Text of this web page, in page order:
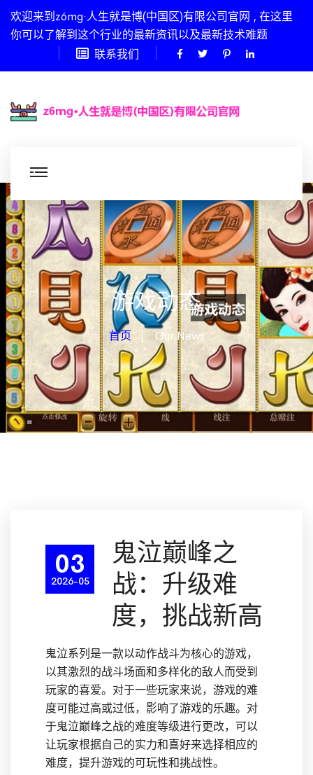
欢迎来到z6mg·人生就是博(中国区)有限公司官网 , 在这里
你可以了解到这个行业的最新资讯以及最新技术难题
联系我们
游戏动态
首页 Our News
03
2026-05
鬼泣巅峰之
战：升级难
度，挑战新高
鬼泣系列是一款以动作战斗为核心的游戏，
以其激烈的战斗场面和多样化的敌人而受到
玩家的喜爱。对于一些玩家来说，游戏的难
度可能过高或过低，影响了游戏的乐趣。对
于鬼泣巅峰之战的难度等级进行更改，可以
让玩家根据自己的实力和喜好来选择相应的
难度，提升游戏的可玩性和挑战性。